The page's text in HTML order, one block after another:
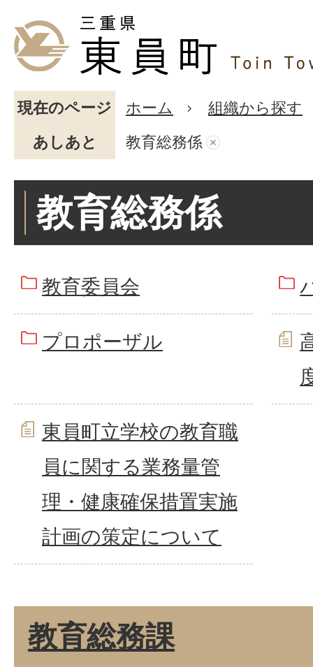
現在のページ ホーム
組織から探す
あしあと
教育総務係
教育総務係
教育委員会
プロポーザル
東員町立学校の教育職
員に関する業務量管
理・健康確保措置実施
計画の策定について
教育総務課